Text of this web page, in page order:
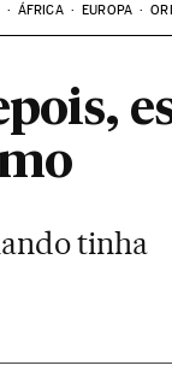
ÁFRICA EUROPA
tinha